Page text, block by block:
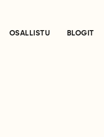
OSALLISTU BLOGIT